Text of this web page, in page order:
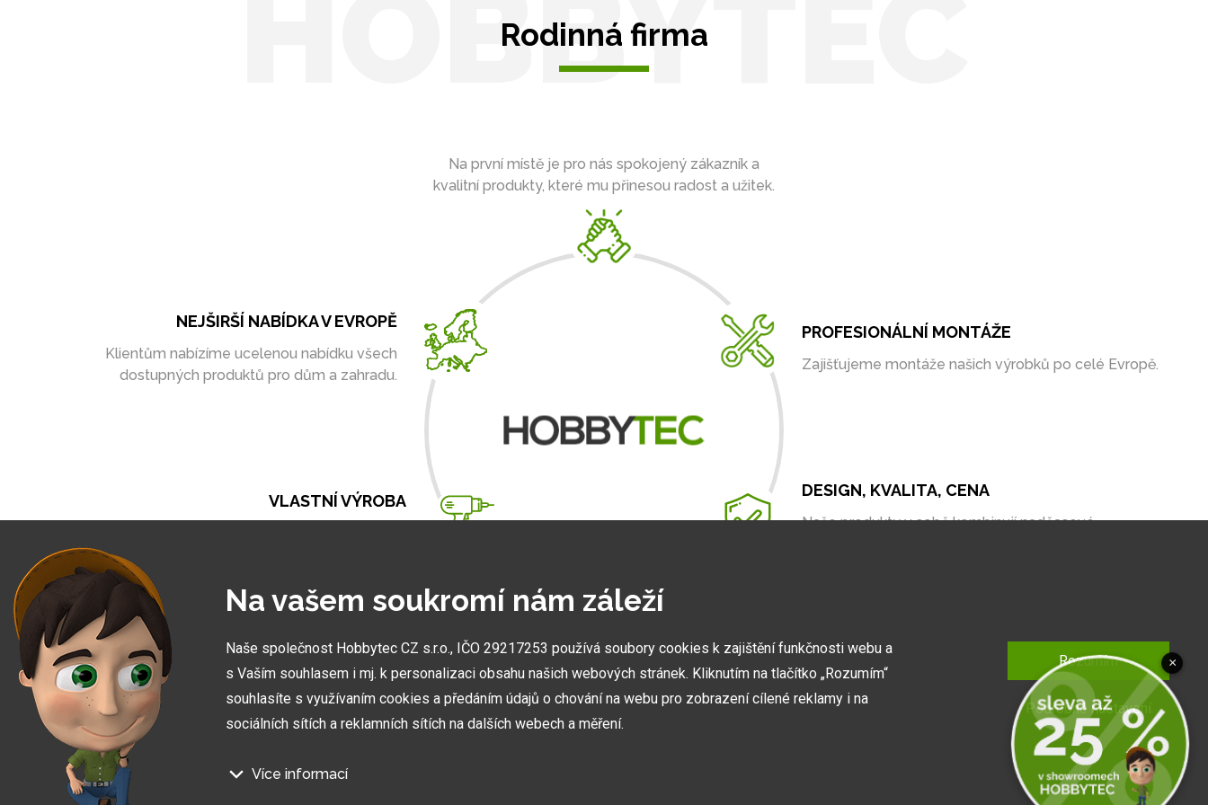
HOBBYTEC
Rodinná firma
Na první místě je pro nás spokojený zákazník a
kvalitní produkty, které mu přinesou radost a užitek.
PROFESIONÁLNÍ MONTÁŽE
Zajišťujeme montáže našich výrobků po celé Evropě.
DESIGN, KVALITA, CENA
Naše produkty v sobě kombinují nadčasové
NEJVĚTŠÍ SHOWROOMY
Stavíme ukázková centra abyste mohli vidět kvalitu
našich hliníkových staveb naživo.
VLASTNÍ VÝROBA
NEJŠIRŠÍ NABÍDKA V EVROPĚ
Klientům nabízíme ucelenou nabídku všech
dostupných produktů pro dům a zahradu.
Na vašem soukromí nám záleží
Naše společnost Hobbytec CZ s.r.o., IČO 29217253 používá soubory cookies k zajištění funkčnosti webu a
s Vaším souhlasem i mj. k personalizaci obsahu našich webových stránek. Kliknutím na tlačítko „Rozumím“
souhlasíte s využívaním cookies a předáním údajů o chování na webu pro zobrazení cílené reklamy i na
sociálních sítích a reklamních sítích na dalších webech a měření.
Více informací
Rozumím
Podrobné nastavení
×